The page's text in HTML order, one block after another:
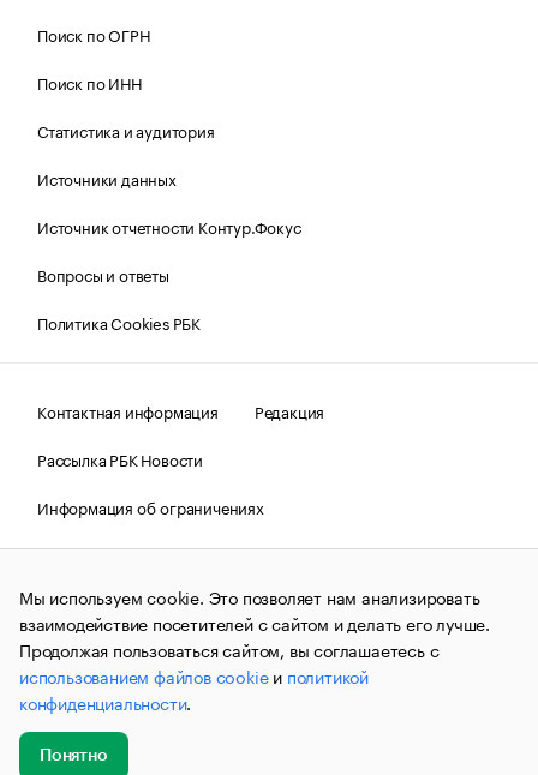
Поиск по ОГРН
Поиск по ИНН
Статистика и аудитория
Источники данных
Источник отчетности Контур.Фокус
Вопросы и ответы
Политика Cookies РБК
Контактная информация
Редакция
Рассылка РБК Новости
Информация об ограничениях
Правовая информация
О соблюдении авторских прав
© АО «РОСБИЗНЕСКОНСАЛТИНГ»,1995–2026.Сообщения
и материалы информационного агентства «РБК»
(зарегистрировано Федеральной службой по надзору в сфере
связи, информационных технологий и массовых
коммуникаций (Роскомнадзор) 09.12.2015 за номером ИА
№ФС77-63848) сопровождаются пометкой «РБК». Отдельные
публикации могут содержать информацию,
не предназначенную для пользователей
до 18 лет.
Мы используем cookie. Это позволяет нам анализировать
взаимодействие посетителей с сайтом и делать его лучше.
Продолжая пользоваться сайтом, вы соглашаетесь с
использованием файлов cookieи политикой
конфиденциальности.
Понятно